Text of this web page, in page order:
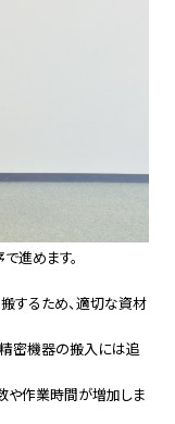
進めます。
するため、適切な資材
密機器の搬入には追
や作業時間が増加しま